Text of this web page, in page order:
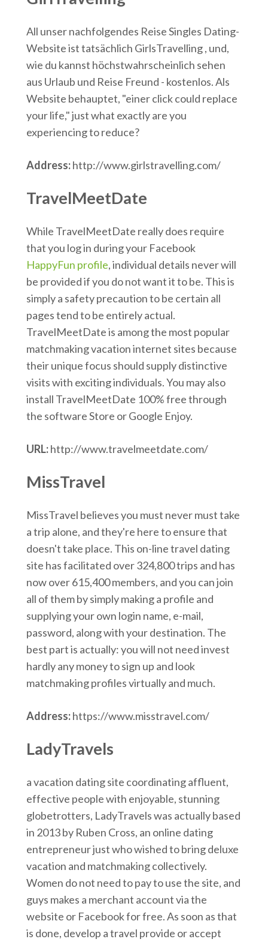
All unser nachfolgendes Reise Singles Dating-
Website ist tatsächlich GirlsTravelling , und,
wie du kannst höchstwahrscheinlich sehen
aus Urlaub und Reise Freund - kostenlos. Als
Website behauptet, "einer click could replace
your life," just what exactly are you
experiencing to reduce?
Address:http://www.girlstravelling.com/
TravelMeetDate
While TravelMeetDate really does require
that you log in during your Facebook
HappyFun profile, individual details never will
be provided if you do not want it to be. This is
simply a safety precaution to be certain all
pages tend to be entirely actual.
TravelMeetDate is among the most popular
matchmaking vacation internet sites because
their unique focus should supply distinctive
visits with exciting individuals. You may also
install TravelMeetDate 100% free through
the software Store or Google Enjoy.
URL:http://www.travelmeetdate.com/
MissTravel
MissTravel believes you must never must take
a trip alone, and they're here to ensure that
doesn't take place. This on-line travel dating
site has facilitated over 324,800 trips and has
now over 615,400 members, and you can join
all of them by simply making a profile and
supplying your own login name, e-mail,
password, along with your destination. The
best part is actually: you will not need invest
hardly any money to sign up and look
matchmaking profiles virtually and much.
Address:https://www.misstravel.com/
LadyTravels
a vacation dating site coordinating affluent,
effective people with enjoyable, stunning
globetrotters, LadyTravels was actually based
in 2013 by Ruben Cross, an online dating
entrepreneur just who wished to bring deluxe
vacation and matchmaking collectively.
Women do not need to pay to use the site, and
guys makes a merchant account via the
website or Facebook for free. As soon as that
is done, develop a travel provide or accept